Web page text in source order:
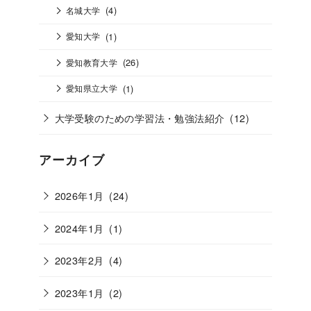
名城大学 (4)
愛知大学 (1)
愛知教育大学 (26)
愛知県立大学 (1)
大学受験のための学習法・勉強法紹介 (12)
アーカイブ
2026年1月 (24)
2024年1月 (1)
2023年2月 (4)
2023年1月 (2)